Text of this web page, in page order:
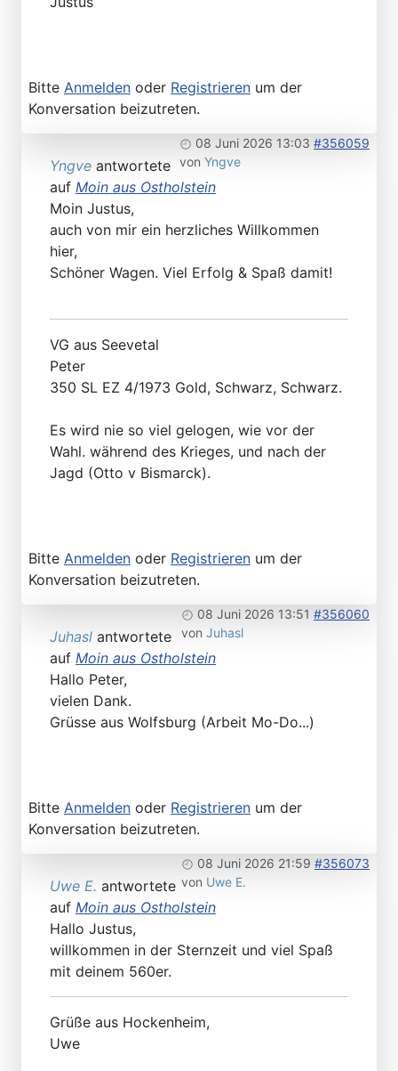
Bitte Anmelden oder Registrieren um der
Konversation beizutreten.
08 Juni 2026 13:03 #356059
von Yngve
Yngve antwortete
auf Moin aus Ostholstein
Moin Justus,
auch von mir ein herzliches Willkommen
hier,
Schöner Wagen. Viel Erfolg & Spaß damit!
VG aus Seevetal
Peter
350 SL EZ 4/1973 Gold, Schwarz, Schwarz.
Es wird nie so viel gelogen, wie vor der
Wahl. während des Krieges, und nach der
Jagd (Otto v Bismarck).
Bitte Anmelden oder Registrieren um der
Konversation beizutreten.
08 Juni 2026 13:51 #356060
von Juhasl
Juhasl antwortete
auf Moin aus Ostholstein
Hallo Peter,
vielen Dank.
Grüsse aus Wolfsburg (Arbeit Mo-Do...)
Bitte Anmelden oder Registrieren um der
Konversation beizutreten.
08 Juni 2026 21:59 #356073
von Uwe E.
Uwe E. antwortete
auf Moin aus Ostholstein
Hallo Justus,
willkommen in der Sternzeit und viel Spaß
mit deinem 560er.
Grüße aus Hockenheim,
Uwe